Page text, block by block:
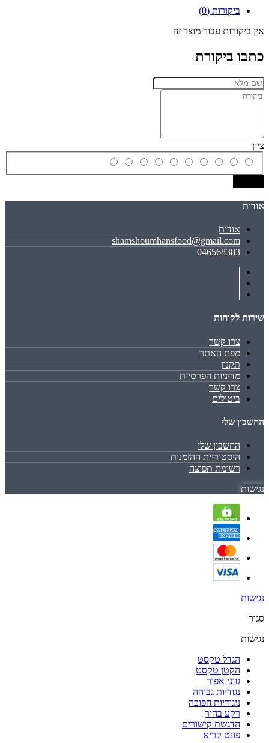
ביקורות (0)
אין ביקורות עבור מוצר זה
כתבו ביקורת
ציון
אודות
אודות
shamshoumhansfood@gmail.com
046568383
שירות לקוחות
צרו קשר
מפת האתר
תקנון
מדיניות הפרטיות
צרו קשר
ביטולים
החשבון שלי
החשבון שלי
היסטוריית ההזמנות
רשימת תפוצה
נגישות
נגישות
סגור
נגישות
הגדל טקסט
הקטן טקסט
גווני אפור
נגודיות גבוהה
ניגודיות הפוכה
רקע בהיר
הדגשת קישורים
פונט קריא